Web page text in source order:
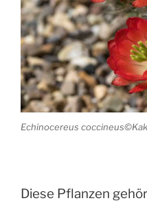
Echinocereus
Diese Pflanzen